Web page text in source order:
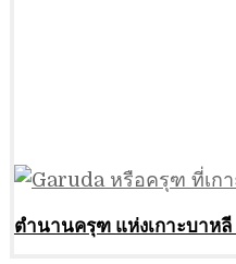
ตำนานครุฑ แห่งเกาะบาห